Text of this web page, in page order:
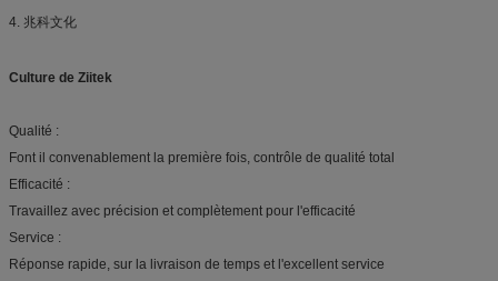
4. 兆科文化
Culture de Ziitek
Qualité :
Font il convenablement la première fois, contrôle de qualité total
Efficacité :
Travaillez avec précision et complètement pour l'efficacité
Service :
Réponse rapide, sur la livraison de temps et l'excellent service